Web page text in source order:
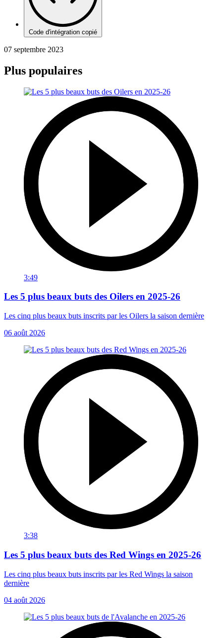
Code d'intégration copié
07 septembre 2023
Plus populaires
3:49
Les 5 plus beaux buts des Oilers en 2025-26
Les cinq plus beaux buts inscrits par les Oilers la saison dernière
06 août 2026
3:38
Les 5 plus beaux buts des Red Wings en 2025-26
Les cinq plus beaux buts inscrits par les Red Wings la saison
dernière
04 août 2026